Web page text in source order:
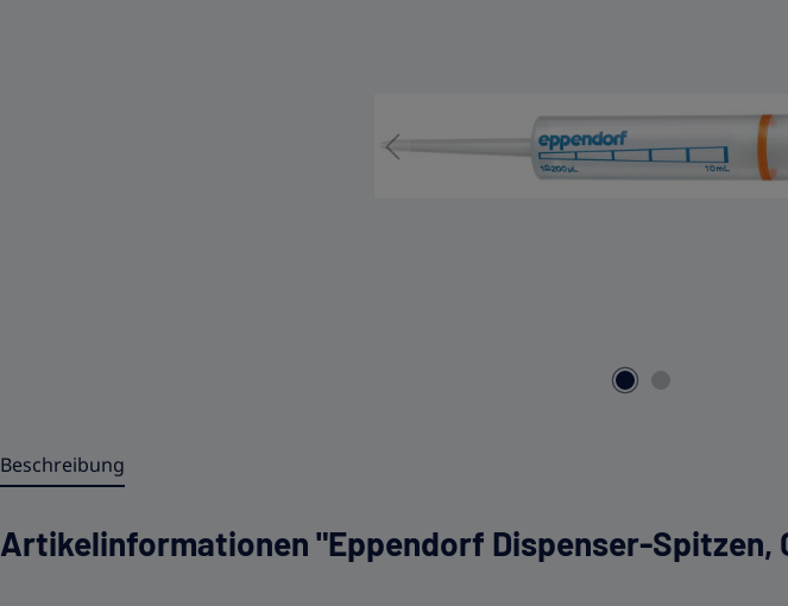
Beschreibung
Artikelinformationen "Eppendorf Dispenser-Spitzen,